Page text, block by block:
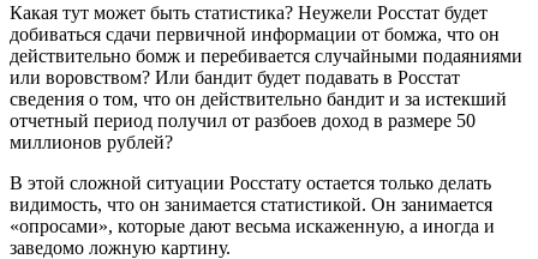
Какая тут может быть статистика? Неужели Росстат будет
добиваться сдачи первичной информации от бомжа, что он
действительно бомж и перебивается случайными подаяниями
или воровством? Или бандит будет подавать в Росстат
сведения о том, что он действительно бандит и за истекший
отчетный период получил от разбоев доход в размере 50
миллионов рублей?
В этой сложной ситуации Росстату остается только делать
видимость, что он занимается статистикой. Он занимается
«опросами», которые дают весьма искаженную, а иногда и
заведомо ложную картину.